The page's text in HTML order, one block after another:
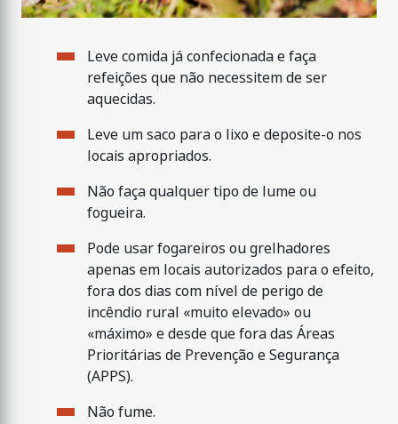
Leve comida já confecionada e faça
refeições que não necessitem de ser
aquecidas.
Leve um saco para o lixo e deposite-o nos
locais apropriados.
Não faça qualquer tipo de lume ou
fogueira.
Pode usar fogareiros ou grelhadores
apenas em locais autorizados para o efeito,
fora dos dias com nível de perigo de
incêndio rural «muito elevado» ou
«máximo» e desde que fora das Áreas
Prioritárias de Prevenção e Segurança
(APPS).
Não fume.